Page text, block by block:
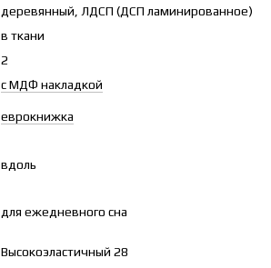
деревянный, ЛДСП (ДСП ламинированное)
в ткани
2
с МДФ накладкой
еврокнижка
вдоль
для ежедневного сна
Высокоэластичный 28